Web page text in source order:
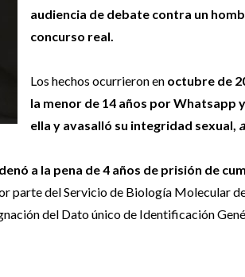
audiencia de debate contra un
concurso real.
Los hechos ocurrieron en octubre de
la menor de 14 años por Whatsapp
ella y avasalló su integridad sexual,
a la pena de 4 años de prisión de
parte del Servicio de Biología Molecular
del Dato único de Identificación